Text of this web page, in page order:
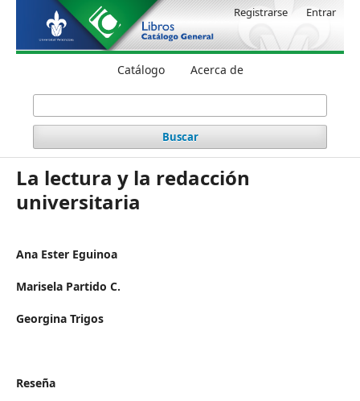
Catálogo Acerca de
Buscar
Registrarse Entrar
La lectura y la redacción
universitaria
Ana Ester Eguinoa
Marisela Partido C.
Georgina Trigos
Reseña